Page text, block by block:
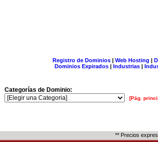
Registro de Dominios| Web Hosting |
Dominios Expirados | Industrias |
Categorías de Dominio:
[Pág.
** Precios